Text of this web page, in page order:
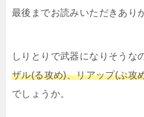
最後までお読みいただきあり
しりとりで武器になりそうな
ザル(る攻め)、リアップ(ぷ攻
でしょうか。